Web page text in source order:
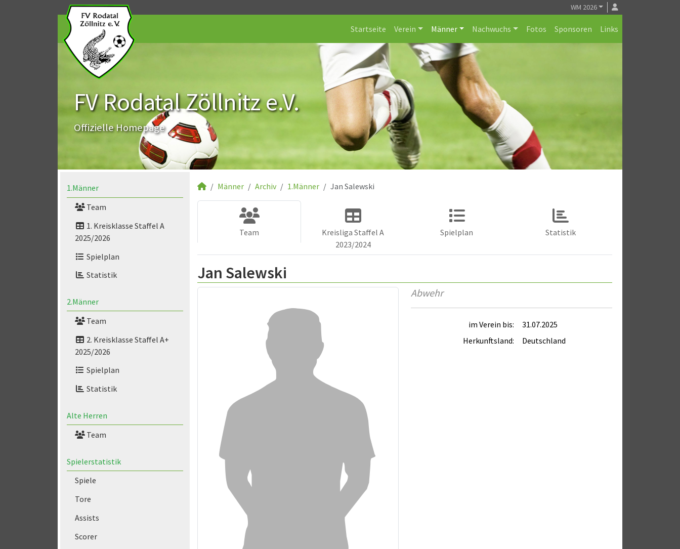
WM 2026
Startseite Verein Männer Nachwuchs Fotos Sponsoren Links
FV Rodatal Zöllnitz e.V.
Offizielle Homepage
1.Männer
Team
1. Kreisklasse Staffel A
2025/2026
Spielplan
Statistik
2.Männer
Team
2. Kreisklasse Staffel A+
2025/2026
Spielplan
Statistik
Alte Herren
Team
Spielerstatistik
Spiele
Tore
Assists
Scorer
Männer Archiv 1.Männer Jan Salewski
Team
Kreisliga Staffel A
2023/2024
Spielplan Statistik
Jan Salewski
Abwehr
im Verein bis:
31.07.2025
Herkunftsland:
Deutschland